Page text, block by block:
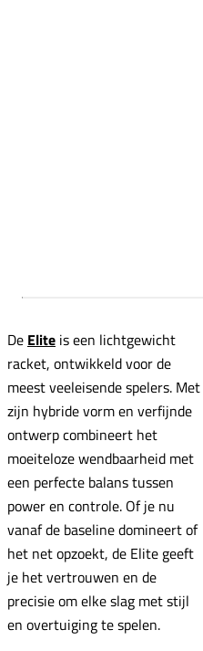
De Elite is een lichtgewicht
racket, ontwikkeld voor de
meest veeleisende spelers. Met
zijn hybride vorm en verfijnde
ontwerp combineert het
moeiteloze wendbaarheid met
een perfecte balans tussen
power en controle. Of je nu
vanaf de baseline domineert of
het net opzoekt, de Elite geeft
je het vertrouwen en de
precisie om elke slag met stijl
en overtuiging te spelen.